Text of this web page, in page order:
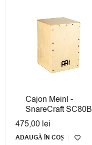
Cajon Meinl -
SnareCraft SC80B
475,00 lei
ADAUGĂ ÎN COȘ